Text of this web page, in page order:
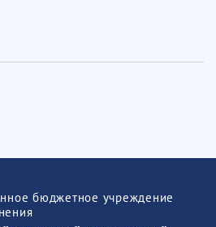
бюджетное учреждение